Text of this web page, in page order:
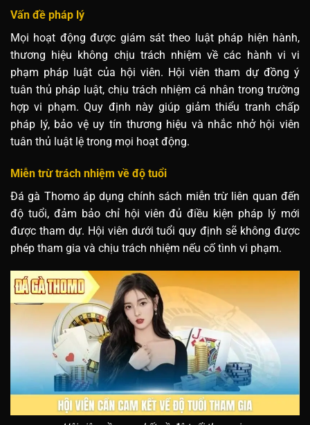
Vấn đề pháp lý
Mọi hoạt động được giám sát theo luật pháp hiện hành,
thương hiệu không chịu trách nhiệm về các hành vi vi
phạm pháp luật của hội viên. Hội viên tham dự đồng ý
tuân thủ pháp luật, chịu trách nhiệm cá nhân trong trường
hợp vi phạm. Quy định này giúp giảm thiểu tranh chấp
pháp lý, bảo vệ uy tín thương hiệu và nhắc nhở hội viên
tuân thủ luật lệ trong mọi hoạt động.
Miễn trừ trách nhiệm về độ tuổi
Đá gà Thomo áp dụng chính sách miễn trừ liên quan đến
độ tuổi, đảm bảo chỉ hội viên đủ điều kiện pháp lý mới
được tham dự. Hội viên dưới tuổi quy định sẽ không được
phép tham gia và chịu trách nhiệm nếu cố tình vi phạm.